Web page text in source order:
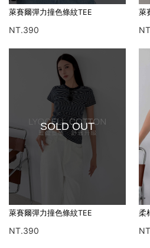
萊賽爾彈力撞色條紋TEE
NT.390
萊
SOLD OUT
萊賽爾彈力撞色條紋TEE
NT.390
柔